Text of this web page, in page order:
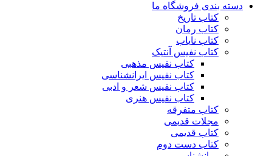
دسته بندی فروشگاه ما
کتاب تاریخ
کتاب رمان
کتاب نایاب
کتاب نفیس آنتیک
کتاب نفیس مذهبی
کتاب نفیس ایرانشناسی
کتاب نفیس شعر و ادبی
کتاب نفیس هنری
کتاب متفرقه
مجلات قدیمی
کتاب قدیمی
کتاب دست دوم